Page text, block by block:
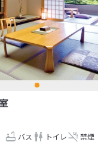
バス トイレ 禁煙